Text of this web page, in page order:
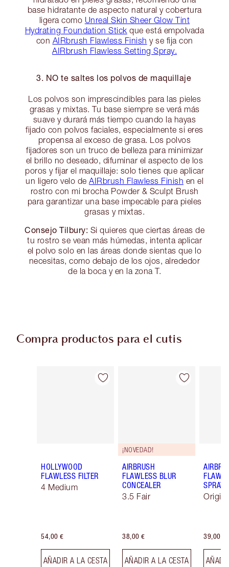
base hidratante de aspecto natural y cobertura
ligera como Unreal Skin Sheer Glow Tint
Hydrating Foundation Stick que está empolvada
con AIRbrush Flawless Finish y se fija con
AIRbrush Flawless Setting Spray.
3. NO te saltes los polvos de maquillaje
Los polvos son imprescindibles para las pieles
grasas y mixtas. Tu base siempre se verá más
suave y durará más tiempo cuando la hayas
fijado con polvos faciales, especialmente si eres
propensa al exceso de grasa. Los polvos
fijadores son un truco de belleza para minimizar
el brillo no deseado, difuminar el aspecto de los
poros y fijar el maquillaje: solo tienes que aplicar
un ligero velo de AIRbrush Flawless Finish en el
rostro con mi brocha Powder & Sculpt Brush
para garantizar una base impecable para pieles
grasas y mixtas.
Consejo Tilbury: Si quieres que ciertas áreas de
tu rostro se vean más húmedas, intenta aplicar
el polvo solo en las áreas donde sientas que lo
necesitas, como debajo de los ojos, alrededor
de la boca y en la zona T.
Compra productos para el cutis
Artículo 1 de 93
HOLLYWOOD
FLAWLESS FILTER
4 Medium
54,00 €
AÑADIR A LA CESTA
Artículo 2 de 93
¡NOVEDAD!
AIRBRUSH
FLAWLESS BLUR
CONCEALER
3.5 Fair
38,00 €
AÑADIR A LA CESTA
SPRAY
39,00 €